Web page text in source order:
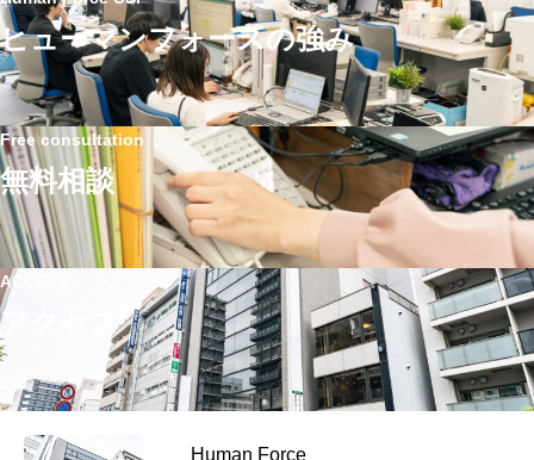
式
会
様
株
式
社
エ
グ
ラ
ン
様
業
が“ゼ
地
点”で
え
て
い
労
務
体
制
ヒューマンフォースの強み
Free consultation
無料相談
ACCESS
アクセス
Human Force